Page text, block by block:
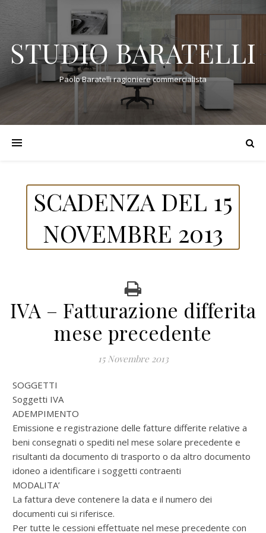
STUDIO BARATELLI
Paolo Baratelli ragioniere commercialista
SCADENZA DEL 15
NOVEMBRE 2013
IVA – Fatturazione differita
mese precedente
15 Novembre 2013
SOGGETTI
Soggetti IVA
ADEMPIMENTO
Emissione e registrazione delle fatture differite relative a
beni consegnati o spediti nel mese solare precedente e
risultanti da documento di trasporto o da altro documento
idoneo a identificare i soggetti contraenti
MODALITA’
La fattura deve contenere la data e il numero dei
documenti cui si riferisce.
Per tutte le cessioni effettuate nel mese precedente con